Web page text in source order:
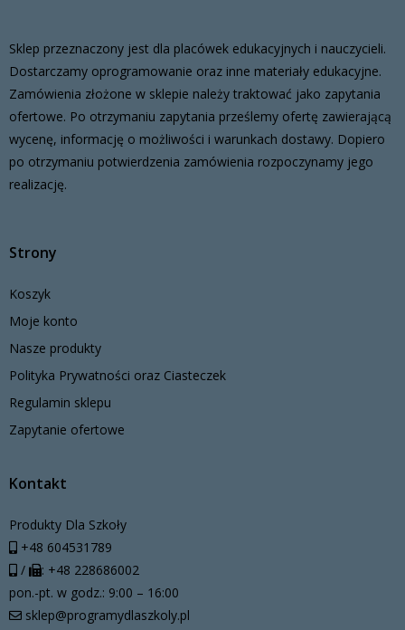
Sklep przeznaczony jest dla placówek edukacyjnych i nauczycieli.
Dostarczamy oprogramowanie oraz inne materiały edukacyjne.
Zamówienia złożone w sklepie należy traktować jako zapytania
ofertowe. Po otrzymaniu zapytania prześlemy ofertę zawierającą
wycenę, informację o możliwości i warunkach dostawy. Dopiero
po otrzymaniu potwierdzenia zamówienia rozpoczynamy jego
realizację.
Strony
Koszyk
Moje konto
Nasze produkty
Polityka Prywatności oraz Ciasteczek
Regulamin sklepu
Zapytanie ofertowe
Kontakt
Produkty Dla Szkoły
+48 604531789
/
: +48 228686002
pon.-pt. w godz.: 9:00 – 16:00
sklep@programydlaszkoly.pl